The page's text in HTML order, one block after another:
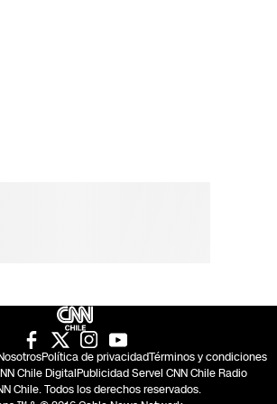
Política de privacidadTérminos y condiciones
Chile DigitalPublicidad Servel CNN Chile Radio
Chile. Todos los derechos reservados.